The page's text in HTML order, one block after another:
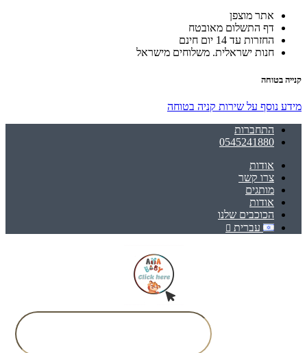
אתר מוצפן
דף התשלום מאובטח
החזרות עד 14 יום חינם
חנות ישראלית. משלוחים מישראל
קנייה בטוחה
מידע נוסף על שירות קניה בטוחה
התחברות
0545241880
אודות
צרו קשר
מותגים
אודות
הכוכבים שלנו
עברית